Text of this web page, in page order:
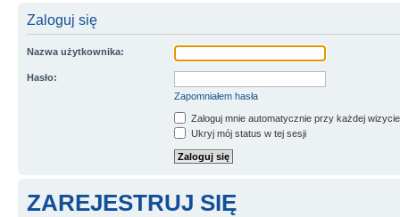
Zaloguj się
Nazwa użytkownika:
Hasło:
Zapomniałem hasła
Zaloguj mnie automatycznie przy każdej wizycie
Ukryj mój status w tej sesji
ZAREJESTRUJ SIĘ